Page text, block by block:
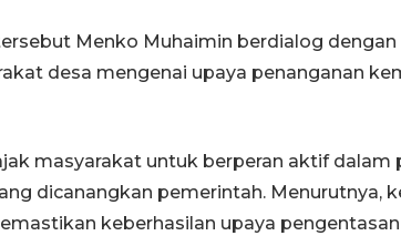
Menko Muhaimin berdialog
desa mengenai upaya penanganan
masyarakat untuk berperan aktif dalam
dicanangkan pemerintah. Menurutnya,
keberhasilan upaya
Bulog
bisnis